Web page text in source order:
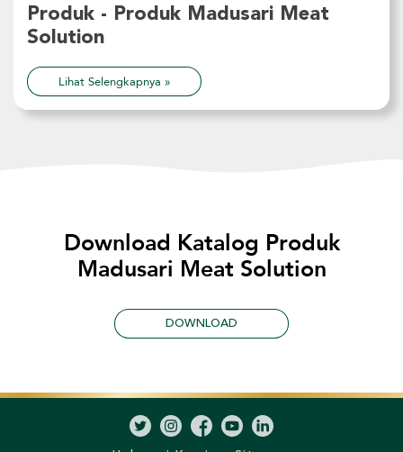
Produk - Produk Madusari Meat
Solution
Lihat Selengkapnya »
Download Katalog Produk
Madusari Meat Solution
DOWNLOAD